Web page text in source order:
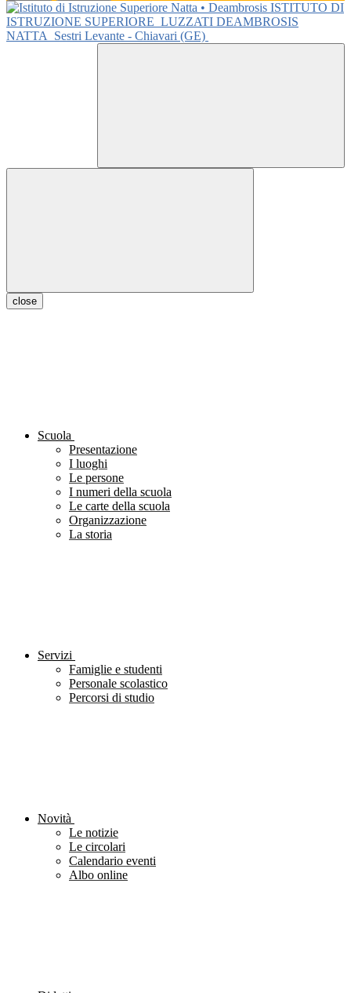
ISTITUTO DI
ISTRUZIONE SUPERIORE LUZZATI DEAMBROSIS
NATTA
Sestri Levante - Chiavari (GE)
close
Scuola
Presentazione
I luoghi
Le persone
I numeri della scuola
Le carte della scuola
Organizzazione
La storia
Servizi
Famiglie e studenti
Personale scolastico
Percorsi di studio
Novità
Le notizie
Le circolari
Calendario eventi
Albo online